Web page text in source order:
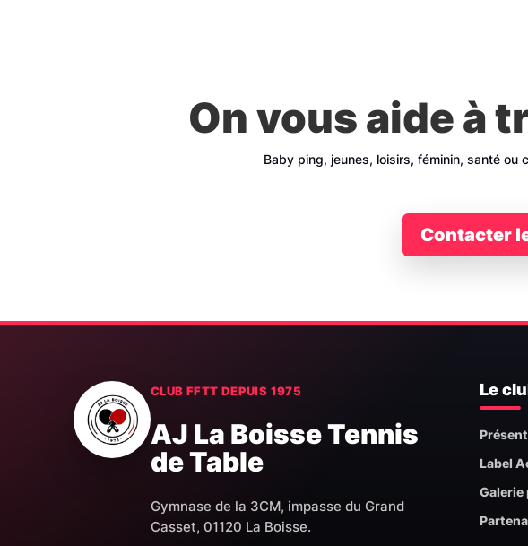
On vous aide à
Baby ping, jeunes, loisirs, féminin, santé ou
Contacter
CLUB FFTT DEPUIS 1975
AJ La Boisse Tennis
de Table
Gymnase de la 3CM, impasse du Grand
Casset, 01120 La Boisse.
Le
Label